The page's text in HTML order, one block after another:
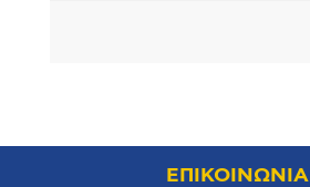
ΕΠΙΚΟΙΝΩΝΙΑ